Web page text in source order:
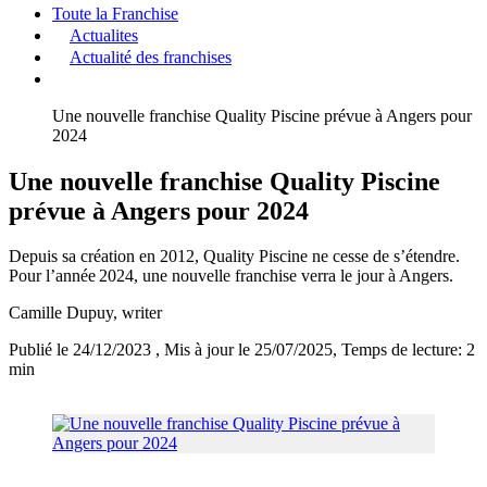
Toute la Franchise
Actualites
Actualité des franchises
Une nouvelle franchise Quality Piscine prévue à Angers pour
2024
Une nouvelle franchise Quality Piscine
prévue à Angers pour 2024
Depuis sa création en 2012, Quality Piscine ne cesse de s’étendre.
Pour l’année 2024, une nouvelle franchise verra le jour à Angers.
Camille Dupuy, writer
Publié le 24/12/2023 , Mis à jour le 25/07/2025, Temps de lecture: 2
min